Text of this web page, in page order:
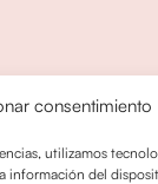
consentimiento
utilizamos
información del